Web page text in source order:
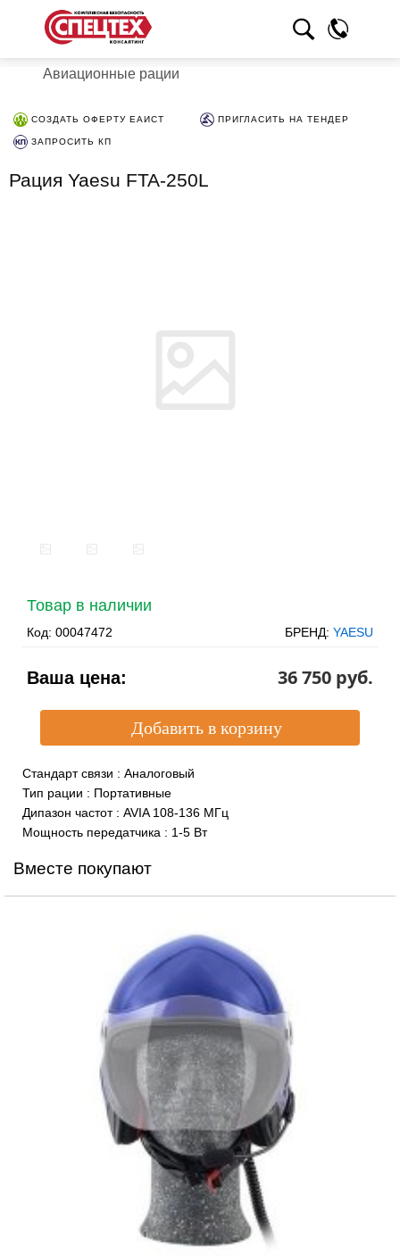
Авиационные рации
СОЗДАТЬ ОФЕРТУ ЕАИСТ ПРИГЛАСИТЬ НА ТЕНДЕР
ЗАПРОСИТЬ КП
Рация Yaesu FTA-250L
Товар в наличии
Код: 00047472 БРЕНД: YAESU
Ваша цена: 36 750 pуб.
Стандарт связи : Аналоговый
Тип рации : Портативные
Дипазон частот: AVIA 108-136 МГц
Мощность передатчика : 1-5 Вт
Вместе покупают